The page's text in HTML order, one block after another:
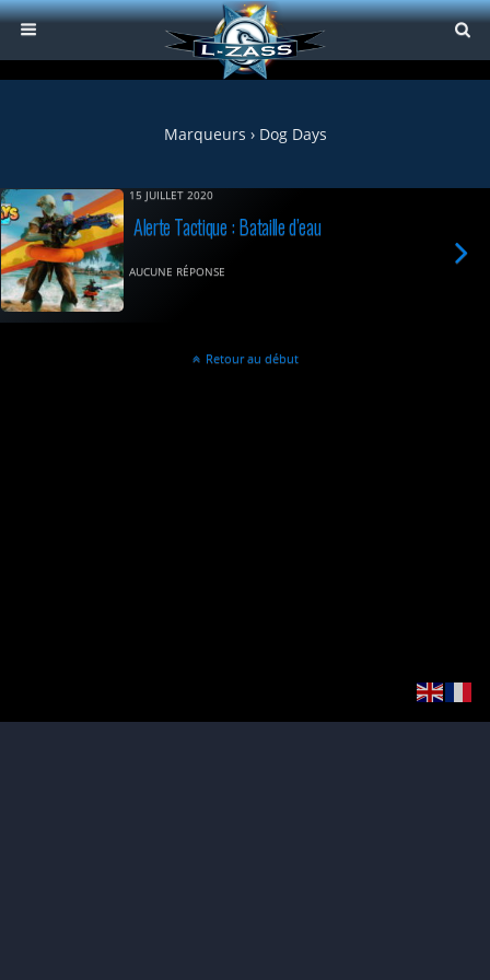
Marqueurs › Dog Days
15 JUILLET 2020
Alerte Tactique : Bataille d’eau
AUCUNE RÉPONSE
Retour au début